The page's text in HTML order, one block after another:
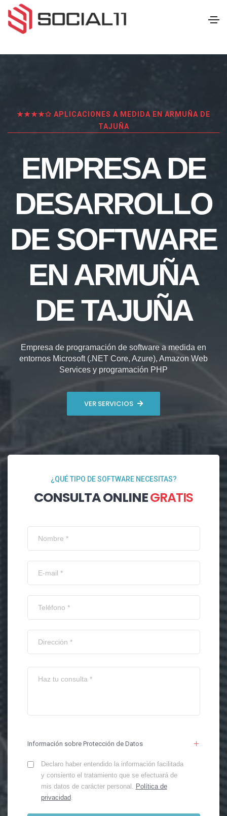
★★★★✩ APLICACIONES A MEDIDA EN ARMUÑA DE
TAJUÑA
EMPRESA DE
DESARROLLO
DE SOFTWARE
EN ARMUÑA
DE TAJUÑA
Empresa de programación de software a medida en
entornos Microsoft (.NET Core, Azure), Amazon Web
Services y programación PHP
VER SERVICIOS
¿QUÉ TIPO DE SOFTWARE NECESITAS?
CONSULTA ONLINEGRATIS
Información sobre Protección de Datos
Declaro haber entendido la información facilitada
y consiento el tratamiento que se efectuará de
mis datos de carácter personal. Política de
privacidad.